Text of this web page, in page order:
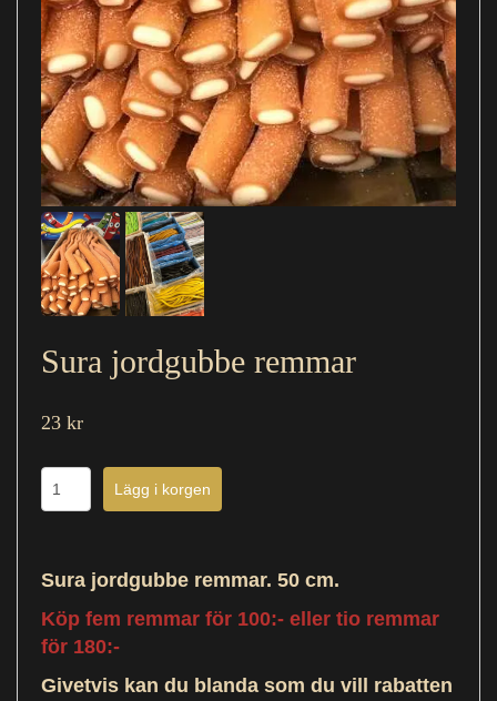
Sura jordgubbe remmar
23 kr
Sura jordgubbe remmar. 50 cm.
Köp fem remmar för 100:- eller tio remmar
för 180:-
Givetvis kan du blanda som du vill rabatten